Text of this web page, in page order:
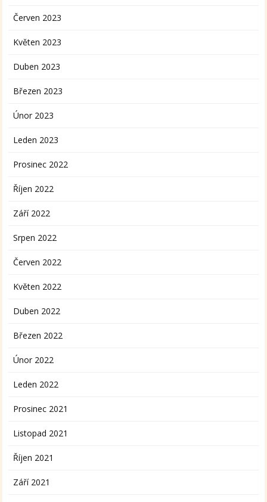
Červen 2023
Květen 2023
Duben 2023
Březen 2023
Únor 2023
Leden 2023
Prosinec 2022
Říjen 2022
Září 2022
Srpen 2022
Červen 2022
Květen 2022
Duben 2022
Březen 2022
Únor 2022
Leden 2022
Prosinec 2021
Listopad 2021
Říjen 2021
Září 2021